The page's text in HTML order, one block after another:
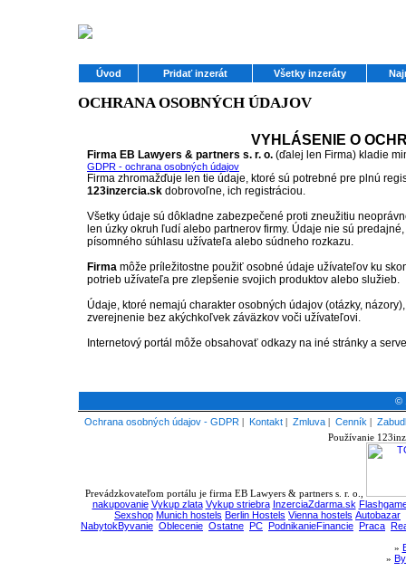
Úvod Pridať inzerát Všetky inzeráty
OCHRANA OSOBNÝCH ÚDAJOV
VYHLÁSENIE O
Firma EB Lawyers & partners s. r. o. (ďalej len Firma) kladie
GDPR - ochrana osobných údajov
Firma zhromažďuje len tie údaje, ktoré sú potrebné pre plnú
123inzercia.sk dobrovoľne, ich registráciou.
Všetky údaje sú dôkladne zabezpečené proti zneužitiu
len úzky okruh ľudí alebo partnerov firmy. Údaje nie sú
písomného súhlasu užívateľa alebo súdneho rozkazu.
Firma môže príležitostne použiť osobné údaje užívateľov ku
potrieb užívateľa pre zlepšenie svojich produktov alebo služieb.
Údaje, ktoré nemajú charakter osobných údajov (otázky,
zverejnenie bez akýchkoľvek záväzkov voči užívateľovi.
Internetový portál môže obsahovať odkazy na iné stránky a
©
Ochrana osobných údajov - GDPR | Kontakt | Zmluva | Cenník |
Používanie
Prevádzkovateľom portálu je firma EB Lawyers & partners s. r. o.,
nakupovanie Vykup zlata Vykup striebra InzerciaZdarma.sk
Sexshop Munich hostels Berlin Hostels Vienna hostels Autobazar
NabytokByvanie Oblecenie Ostatne PC PodnikanieFinancie Praca
»
»